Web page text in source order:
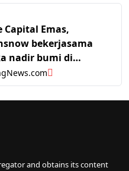
Capital Emas,
bekerjasama
nadir bumi di
and obtains its content